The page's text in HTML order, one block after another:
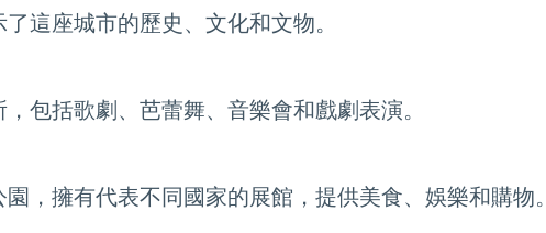
這座城市的歷史、文化和文物。
包括歌劇、芭蕾舞、音樂會和戲劇表演。
，擁有代表不同國家的展館，提供美食、娛樂和購物。